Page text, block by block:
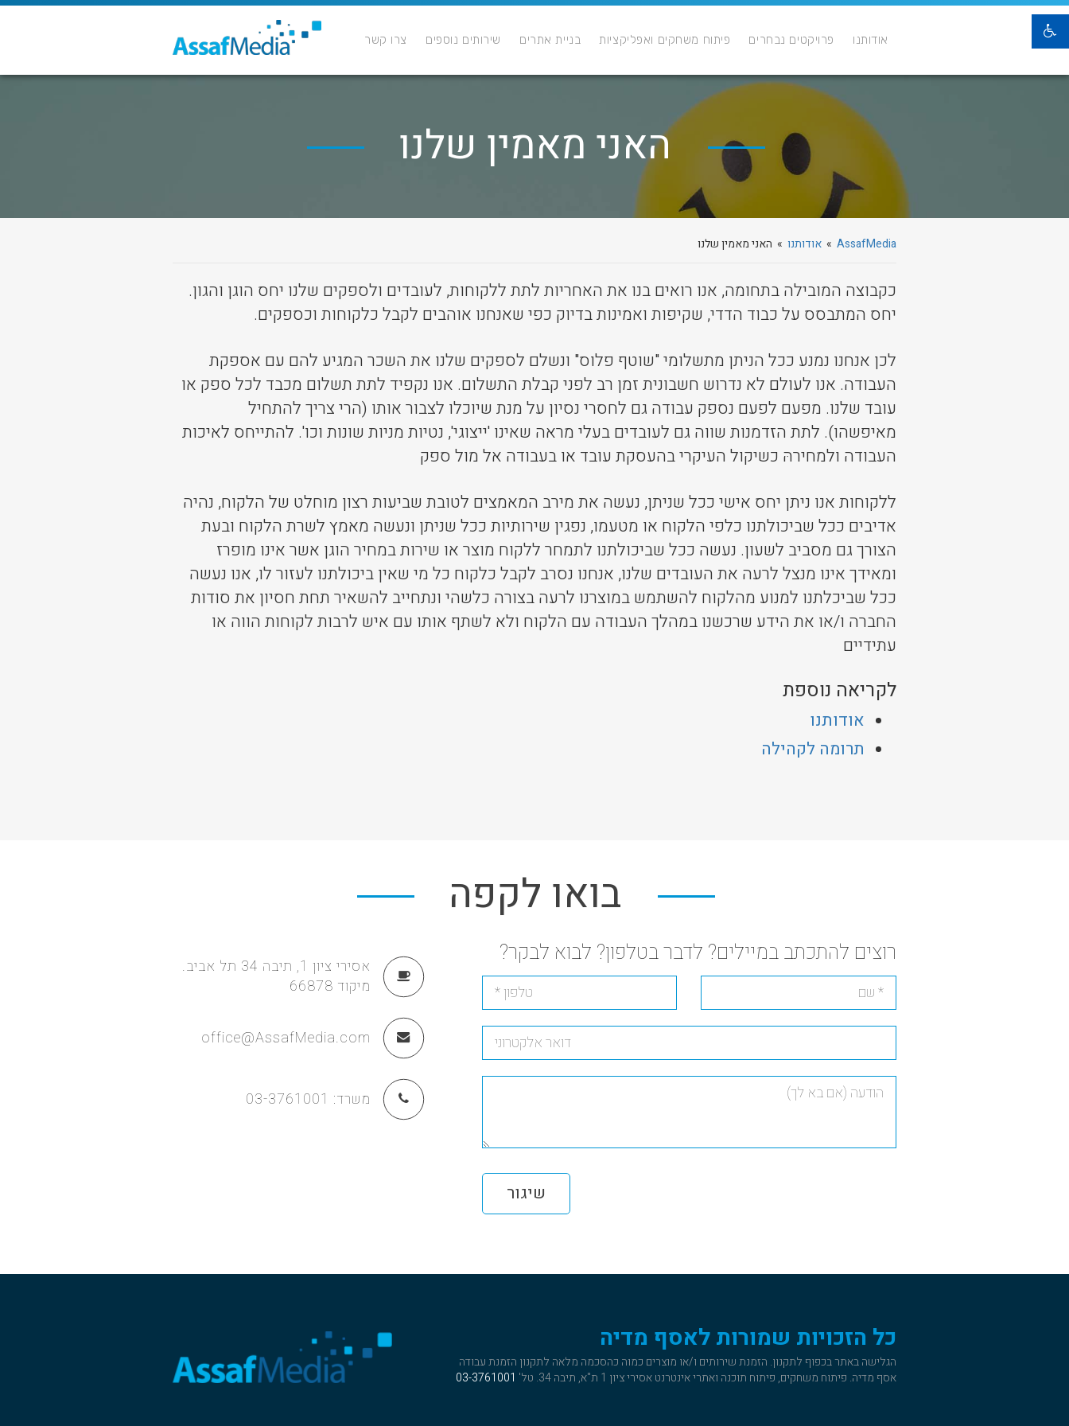
אודותנו פרויקטים נבחרים פיתוח משחקים ואפליקציות בניית אתרים שירותים נוספים צרו קשר
האני מאמין שלנו
AssafMedia
» אודותנו » האני מאמין שלנו
כקבוצה המובילה בתחומה, אנו רואים בנו את האחריות לתת ללקוחות, לעובדים ולספקים שלנו יחס הוגן והגון.
יחס המתבסס על כבוד הדדי, שקיפות ואמינות בדיוק כפי שאנחנו אוהבים לקבל כלקוחות וכספקים.
לכן אנחנו נמנע ככל הניתן מתשלומי "שוטף פלוס" ונשלם לספקים שלנו את השכר המגיע להם עם אספקת
העבודה. אנו לעולם לא נדרוש חשבונית זמן רב לפני קבלת התשלום. אנו נקפיד לתת תשלום מכבד לכל ספק או
עובד שלנו. מפעם לפעם נספק עבודה גם לחסרי נסיון על מנת שיוכלו לצבור אותו (הרי צריך להתחיל
מאיפשהו). לתת הזדמנות שווה גם לעובדים בעלי מראה שאינו 'ייצוגי', נטיות מניות שונות וכו'. להתייחס לאיכות
העבודה ולמחירהּ כשיקול העיקרי בהעסקת עובד או בעבודה אל מול ספק
ללקוחות אנו ניתן יחס אישי ככל שניתן, נעשה את מירב המאמצים לטובת שביעות רצון מוחלט של הלקוח, נהיה
אדיבים ככל שביכולתנו כלפי הלקוח או מטעמו, נפגין שירותיות ככל שניתן ונעשה מאמץ לשרת הלקוח ובעת
הצורך גם מסביב לשעון. נעשה ככל שביכולתנו לתמחר ללקוח מוצר או שירות במחיר הוגן אשר אינו מופרז
ומאידך אינו מנצל לרעה את העובדים שלנו, אנחנו נסרב לקבל כלקוח כל מי שאין ביכולתנו לעזור לו, אנו נעשה
ככל שביכלתנו למנוע מהלקוח להשתמש במוצרנו לרעה בצורה כלשהי ונתחייב להשאיר תחת חסיון את סודות
החברה ו/או את הידע שרכשנו במהלך העבודה עם הלקוח ולא לשתף אותו עם איש לרבות לקוחות הווה או
עתידיים
לקריאה נוספת
אודותנו
תרומה לקהילה
בואו לקפה
אסירי ציון 1, תיבה 34 תל אביב.
מיקוד 66878
office@AssafMedia.com
משרד: 03-3761001
רוצים להתכתב במיילים? לדבר בטלפון? לבוא לבקר?
שיגור
כל הזכויות שמורות לאסף מדיה
הגלישה באתר בכפוף לתקנון. הזמנת שירותים ו/או מוצרים כמוה כהסכמה מלאה לתקנון הזמנת עבודה
אסף מדיה. פיתוח משחקים, פיתוח תוכנה ואתרי אינטרנט אסירי ציון 1 ת"א, תיבה 34. טל'
03-3761001